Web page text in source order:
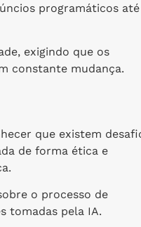
programáticos
exigindo que os
constante mudança.
que existem
de forma ética e
o processo de
tomadas pela IA.